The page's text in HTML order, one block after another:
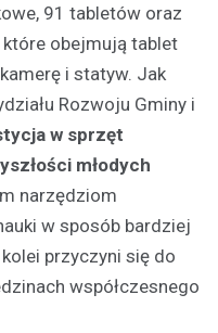
91 tabletów oraz
obejmują tablet
i statyw. Jak
Rozwoju Gminy i
w sprzęt
młodych
narzędziom
w sposób bardziej
przyczyni się do
współczesnego